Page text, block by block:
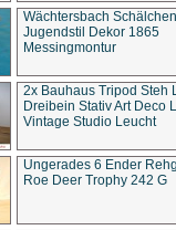
Wächtersbach Schälchen
Jugendstil Dekor 1865
Messingmontur
2x Bauhaus Tripod Steh
Dreibein Stativ Art Deco
Vintage Studio Leucht
Ungerades 6 Ender
Roe Deer Trophy 242 G